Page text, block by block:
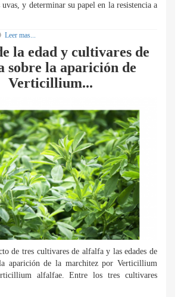
y determinar su papel en la resistencia a
Leer mas...
la edad y cultivares de
sobre la aparición de
Verticillium...
de tres cultivares de alfalfa y las edades de
aparición de la marchitez por Verticillium
alfalfae. Entre los tres cultivares